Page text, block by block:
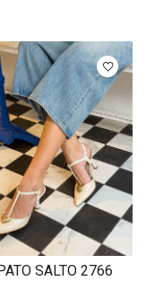
SALTO 2766